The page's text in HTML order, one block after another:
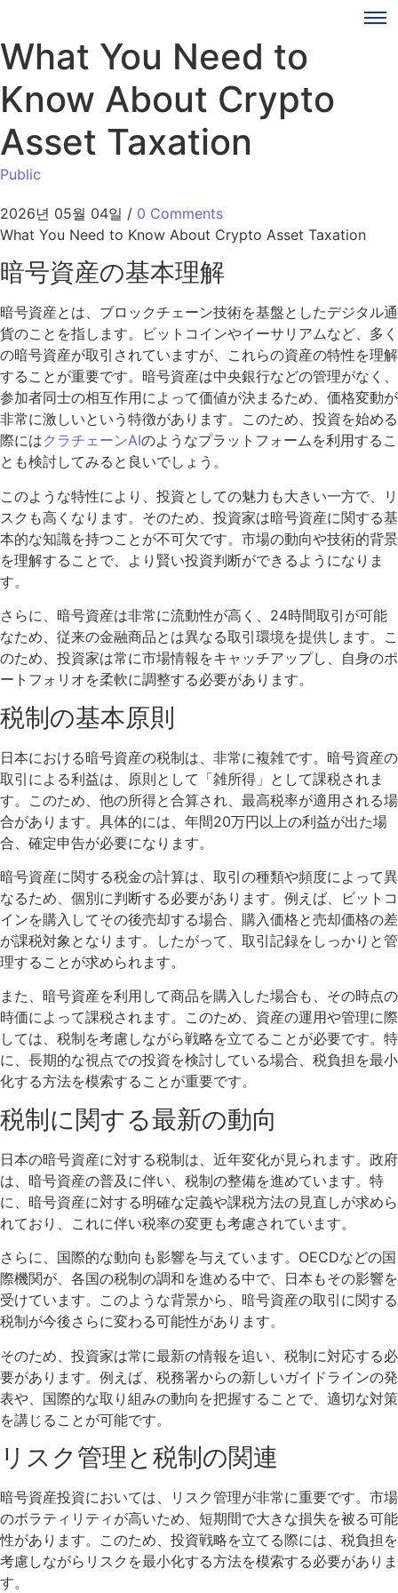
What You Need to
Know About Crypto
Asset Taxation
Public
2026년 05월 04일 / 0 Comments
What You Need to Know About Crypto Asset Taxation
暗号資産の基本理解
暗号資産とは、ブロックチェーン技術を基盤としたデジタル通
貨のことを指します。ビットコインやイーサリアムなど、多く
の暗号資産が取引されていますが、これらの資産の特性を理解
することが重要です。暗号資産は中央銀行などの管理がなく、
参加者同士の相互作用によって価値が決まるため、価格変動が
非常に激しいという特徴があります。このため、投資を始める
際にはクラチェーンAIのようなプラットフォームを利用するこ
とも検討してみると良いでしょう。
このような特性により、投資としての魅力も大きい一方で、リ
スクも高くなります。そのため、投資家は暗号資産に関する基
本的な知識を持つことが不可欠です。市場の動向や技術的背景
を理解することで、より賢い投資判断ができるようになりま
す。
さらに、暗号資産は非常に流動性が高く、24時間取引が可能
なため、従来の金融商品とは異なる取引環境を提供します。こ
のため、投資家は常に市場情報をキャッチアップし、自身のポ
ートフォリオを柔軟に調整する必要があります。
税制の基本原則
日本における暗号資産の税制は、非常に複雑です。暗号資産の
取引による利益は、原則として「雑所得」として課税されま
す。このため、他の所得と合算され、最高税率が適用される場
合があります。具体的には、年間20万円以上の利益が出た場
合、確定申告が必要になります。
暗号資産に関する税金の計算は、取引の種類や頻度によって異
なるため、個別に判断する必要があります。例えば、ビットコ
インを購入してその後売却する場合、購入価格と売却価格の差
が課税対象となります。したがって、取引記録をしっかりと管
理することが求められます。
また、暗号資産を利用して商品を購入した場合も、その時点の
時価によって課税されます。このため、資産の運用や管理に際
しては、税制を考慮しながら戦略を立てることが必要です。特
に、長期的な視点での投資を検討している場合、税負担を最小
化する方法を模索することが重要です。
税制に関する最新の動向
日本の暗号資産に対する税制は、近年変化が見られます。政府
は、暗号資産の普及に伴い、税制の整備を進めています。特
に、暗号資産に対する明確な定義や課税方法の見直しが求めら
れており、これに伴い税率の変更も考慮されています。
さらに、国際的な動向も影響を与えています。OECDなどの国
際機関が、各国の税制の調和を進める中で、日本もその影響を
受けています。このような背景から、暗号資産の取引に関する
税制が今後さらに変わる可能性があります。
そのため、投資家は常に最新の情報を追い、税制に対応する必
要があります。例えば、税務署からの新しいガイドラインの発
表や、国際的な取り組みの動向を把握することで、適切な対策
を講じることが可能です。
リスク管理と税制の関連
暗号資産投資においては、リスク管理が非常に重要です。市場
のボラティリティが高いため、短期間で大きな損失を被る可能
性があります。このため、投資戦略を立てる際には、税負担を
考慮しながらリスクを最小化する方法を模索する必要がありま
す。